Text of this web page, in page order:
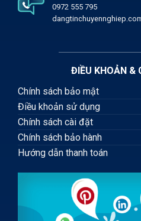
0972 555 795
ĐIỀU KHOẢN &
Chính sách bảo mật
Điều khoản sử dụng
Chính sách cài đặt
Chính sách bảo hành
Hướng dẫn thanh toán